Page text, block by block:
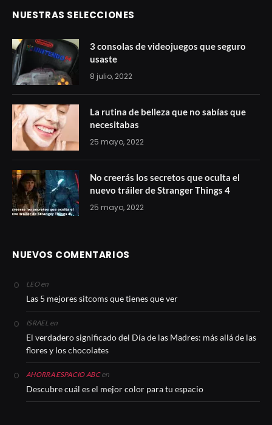
NUESTRAS SELECCIONES
3 consolas de videojuegos que seguro
usaste
8 julio, 2022
La rutina de belleza que no sabías que
necesitabas
25 mayo, 2022
No creerás los secretos que oculta el
nuevo tráiler de Stranger Things 4
25 mayo, 2022
NUEVOS COMENTARIOS
LEOen
Las 5 mejores sitcoms que tienes que ver
ISRAELen
El verdadero significado del Día de las Madres: más allá de las
flores y los chocolates
AHORRA ESPACIO ABCen
Descubre cuál es el mejor color para tu espacio